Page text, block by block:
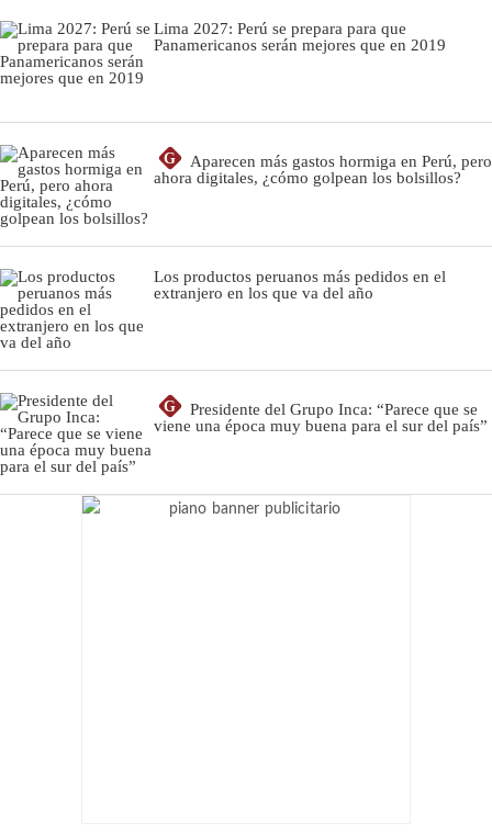
Lima 2027: Perú se prepara para que
Panamericanos serán mejores que en 2019
G
Aparecen más gastos hormiga en Perú, pero
ahora digitales, ¿cómo golpean los bolsillos?
Los productos peruanos más pedidos en el
extranjero en los que va del año
G
Presidente del Grupo Inca: “Parece que se
viene una época muy buena para el sur del país”